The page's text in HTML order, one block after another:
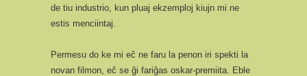
de tiu industrio, kun pluaj ekzemploj kiujn mi ne
estis menciintaj.
Permesu do ke mi eĉ ne faru la penon iri spekti la
novan filmon, eĉ se ĝi fariĝas oskar-premiita. Eble